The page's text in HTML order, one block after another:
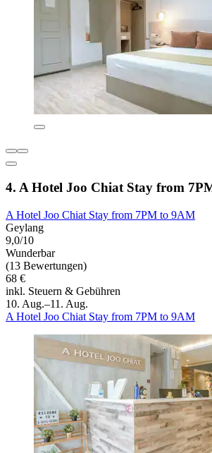
4. A Hotel Joo Chiat Stay from
A Hotel Joo Chiat Stay from 7PM to 9AM
Geylang
9,0/10
Wunderbar
(13 Bewertungen)
68 €
inkl. Steuern & Gebühren
10. Aug.–11. Aug.
A Hotel Joo Chiat Stay from 7PM to 9AM